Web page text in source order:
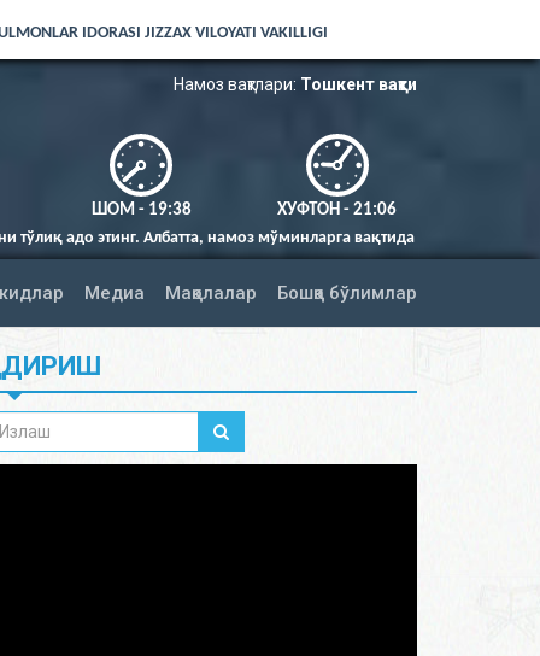
IDORASI JIZZAX VILOYATI VAKILLIGI
Намоз вақтлари: Тошкент вақти
ШОМ - 19:38
ХУФТОН - 21:06
намоз мўминларга вақтида фарз қилингандир (Нисо сураси 103-
Медиа Мақолалар Бошқа бўлимлар